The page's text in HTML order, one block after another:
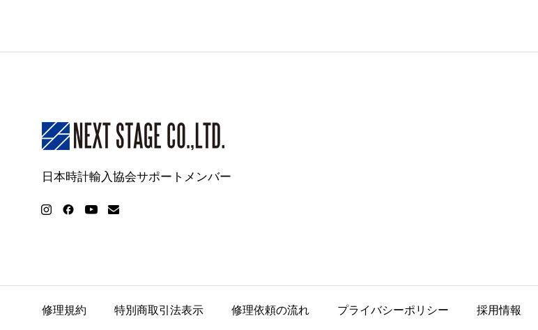
日本時計輸入協会サポートメンバー
修理規約 特別商取引法表示 修理依頼の流れ プライバシーポリシー 採用情報